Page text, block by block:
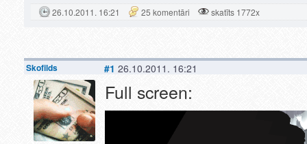
26.10.2011. 16:21 25 komentāri skatīts 1772x
Skofilds #1 26.10.2011. 16:21
Full screen: